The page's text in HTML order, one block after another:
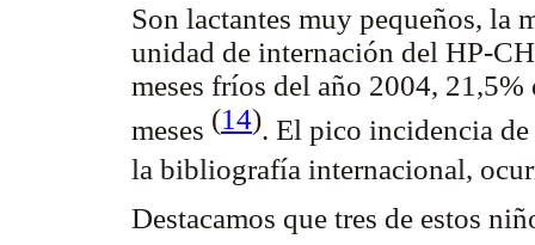
Son lactantes muy pequeños, la
unidad de internación del HP-
meses fríos del año 2004,
meses (14). El pico incidencia
la bibliografía internacional,
Destacamos que tres de estos